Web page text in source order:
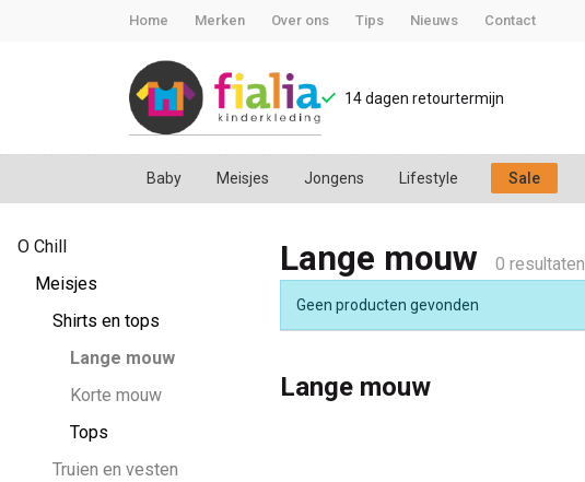
Home Merken Over ons Tips Nieuws Contact
14 dagen retourtermijn
Baby Meisjes Jongens Lifestyle Sale
Lange
mouw
FiaLia
Kinderkleding
O Chill
Meisjes
Shirts en tops
Lange mouw
Korte mouw
Tops
Truien en vesten
Lange mouw 0 resultaten
Geen producten gevonden
Lange mouw